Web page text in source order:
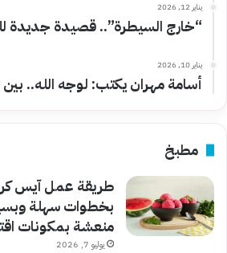
يناير 12, 2026
“خارج السيطرة”.. قصيدة جديدة
يناير 10, 2026
أسامة مهران يكتب: لوجه الله..
مطبخ
طريقة عمل آيس
بخطوات سهلة
منعشة بمكونات
يوليو 7, 2026